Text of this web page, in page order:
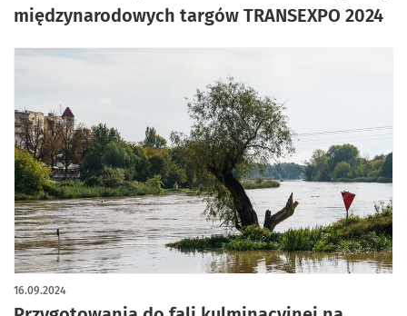
międzynarodowych targów TRANSEXPO 2024
16.09.2024